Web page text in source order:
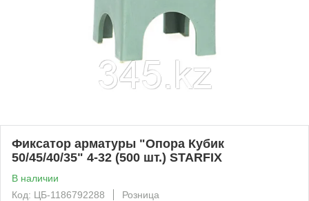
Фиксатор арматуры "Опора Кубик
50/45/40/35" 4-32 (500 шт.) STARFIX
В наличии
Код: ЦБ-1186792288
Розница